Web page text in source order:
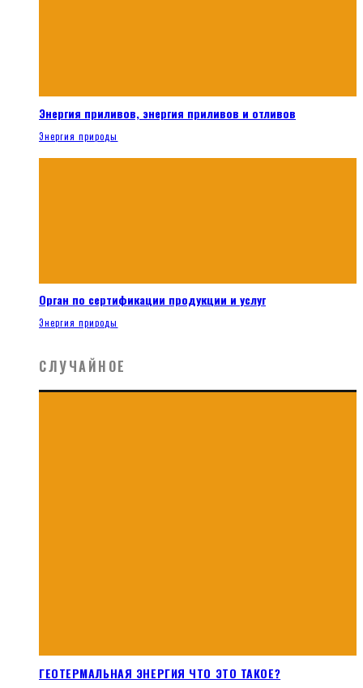
Энергия приливов, энергия приливов и отливов
Энергия природы
Орган по сертификации продукции и услуг
Энергия природы
СЛУЧАЙНОЕ
ГЕОТЕРМАЛЬНАЯ ЭНЕРГИЯ ЧТО ЭТО ТАКОЕ?